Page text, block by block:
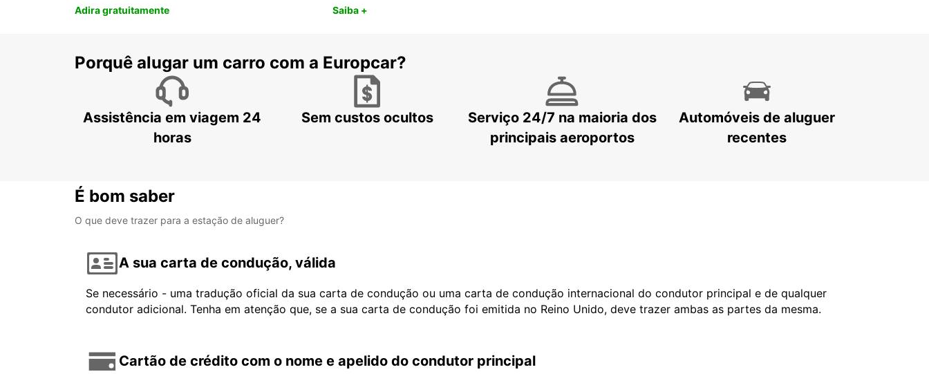
Adira gratuitamente Saiba +
Porquê alugar um carro com a Europcar?
Assistência em viagem 24
horas
Sem custos ocultos
Serviço 24/7 na maioria dos
principais aeroportos
Automóveis de aluguer
recentes
É bom saber
O que deve trazer para a estação de aluguer?
A sua carta de condução, válida
Se necessário - uma tradução oficial da sua carta de condução ou uma carta de condução internacional do condutor principal e de qualquer
condutor adicional. Tenha em atenção que, se a sua carta de condução foi emitida no Reino Unido, deve trazer ambas as partes da mesma.
Cartão de crédito com o nome e apelido do condutor principal